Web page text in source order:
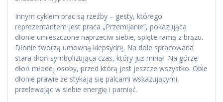
Innym cyklem prac są rzeźby – gesty, którego
reprezentantem jest praca „Przemijanie”, pokazująca
dłonie umieszczone naprzeciw siebie, spięte ramą z brązu.
Dłonie tworzą umowną klepsydrę. Na dole spracowana
stara dłoń symbolizująca czas, który już minął. Na górze
dłoń młodej osoby, przed którą jest jeszcze wszystko. Obie
dłonie prawie że stykają się palcami wskazującymi,
przelewając w siebie energię i pamięć.